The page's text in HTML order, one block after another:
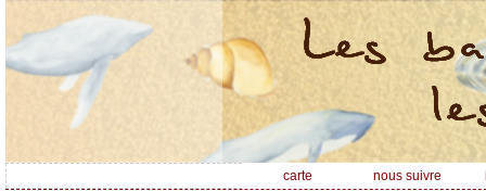
carte nous suivre